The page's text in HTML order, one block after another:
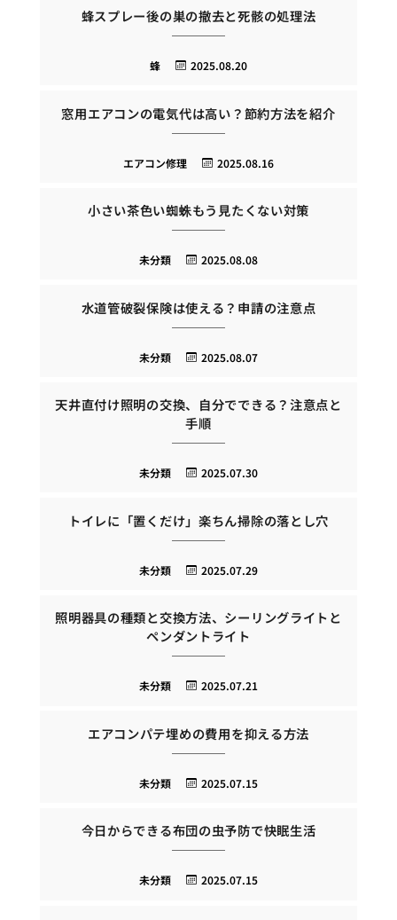
蜂スプレー後の巣の撤去と死骸の処理法
2025.08.20
蜂
窓用エアコンの電気代は高い？節約方法を紹介
2025.08.16
エアコン修理
小さい茶色い蜘蛛もう見たくない対策
2025.08.08
未分類
水道管破裂保険は使える？申請の注意点
2025.08.07
未分類
天井直付け照明の交換、自分でできる？注意点と
手順
2025.07.30
未分類
トイレに「置くだけ」楽ちん掃除の落とし穴
2025.07.29
未分類
照明器具の種類と交換方法、シーリングライトと
ペンダントライト
2025.07.21
未分類
エアコンパテ埋めの費用を抑える方法
2025.07.15
未分類
今日からできる布団の虫予防で快眠生活
2025.07.15
未分類